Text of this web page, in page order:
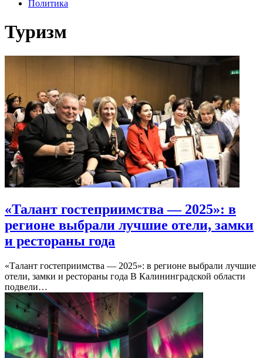
Политика
Туризм
«Талант гостеприимства — 2025»: в
регионе выбрали лучшие отели, замки
и рестораны года
«Талант гостеприимства — 2025»: в регионе выбрали лучшие
отели, замки и рестораны года В Калининградской области
подвели…